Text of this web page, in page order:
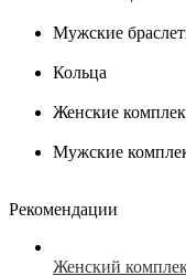
Мужские
Кольца
Женские
Мужские
Рекомендации
Женский